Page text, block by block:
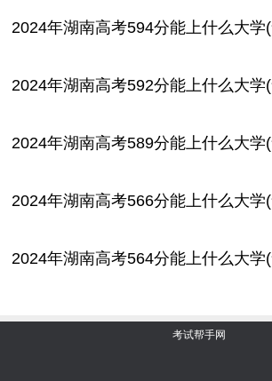
2024年湖南高考594分能上什么大学
2024年湖南高考592分能上什么大学
2024年湖南高考589分能上什么大学
2024年湖南高考566分能上什么大学
2024年湖南高考564分能上什么大学
考试帮手网